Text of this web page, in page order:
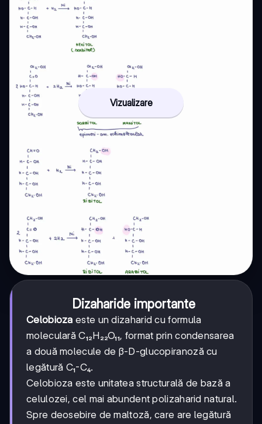
Vizualizare
Dizaharide importante
Celobioza este un dizaharid cu formula
moleculară C₁₂H₂₂O₁₁, format prin condensarea
a două molecule de β-D-glucopiranoză cu
legătură C₁-C₄.
Celobioza este unitatea structurală de bază a
celulozei, cel mai abundent polizaharid natural.
Spre deosebire de maltoză, care are legătură